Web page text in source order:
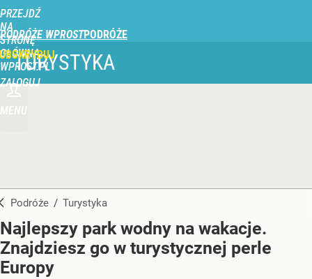
PRZEJDŹ
NA
STRONĘ
GŁÓWNĄ
WPROST.PL
PODRÓŻE WPROST
ZALOGUJ
MENU
TURYSTYKA
Podróże / Turystyka
Najlepszy park wodny na wakacje.
Znajdziesz go w turystycznej perle
Europy